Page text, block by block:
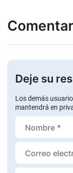
Deje su
Los demás
mantendrá en